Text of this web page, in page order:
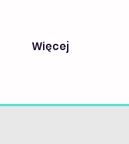
Więcej